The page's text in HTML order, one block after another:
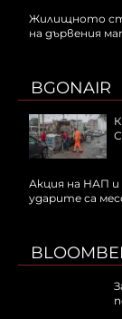
Жилищното
на дървения
BGONAIR
Акция на НАП и
ударите са